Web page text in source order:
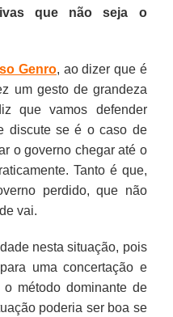
que não seja o
Genro, ao dizer que é
um gesto de grandeza
que vamos defender
discute se é o caso de
o governo chegar até o
Tanto é que,
perdido, que não
vai.
nesta situação, pois
uma concertação e
método dominante de
poderia ser boa se